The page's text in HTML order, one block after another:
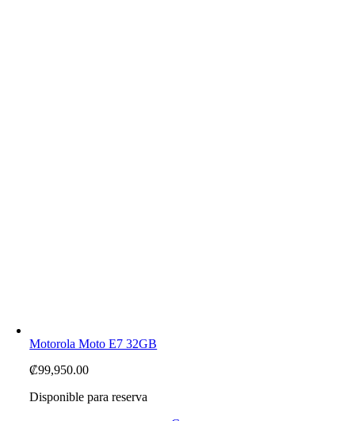
Motorola Moto E7 32GB
₡99,950.00
Disponible para reserva